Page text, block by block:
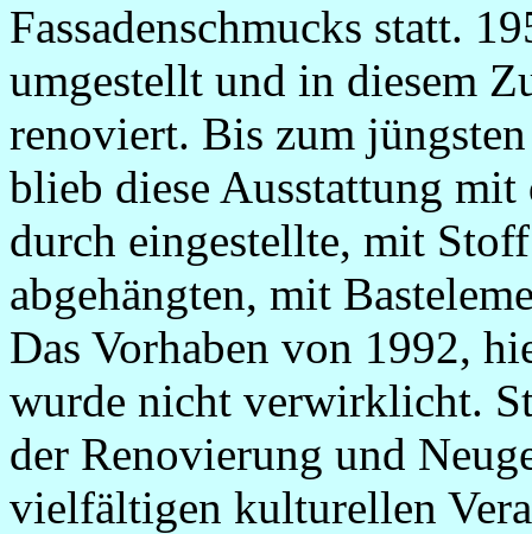
Fassadenschmucks statt.
umgestellt und in diesem
renoviert. Bis zum
blieb diese Ausstattung
durch eingestellte, mit
abgehängten, mit
Das Vorhaben von 1992,
wurde nicht verwirklicht.
der Renovierung und
vielfältigen kulturellen